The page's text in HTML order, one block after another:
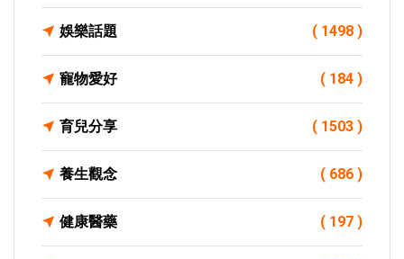
娛樂話題 ( 1498 )
寵物愛好 ( 184 )
育兒分享 ( 1503 )
養生觀念 ( 686 )
健康醫藥 ( 197 )